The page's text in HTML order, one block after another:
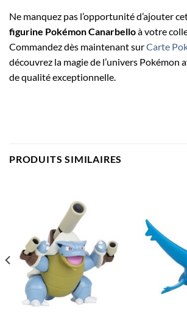
Ne manquez pas l’opportunité d’ajouter
figurine Pokémon Canarbelloà votre
Commandez dès maintenant surCarte
découvrez la magie de l’univers Pokémon
de qualité exceptionnelle.
PRODUITS SIMILAIRES